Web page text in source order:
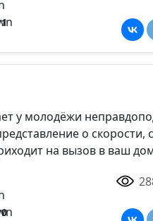
1
у молодёжи
о скорости,
на вызов в ваш
0